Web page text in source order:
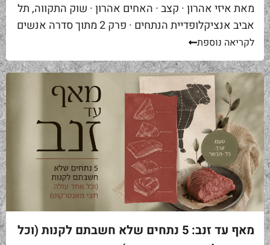
מאת איזי אהרון · קצב · האחים אהרון · שוק התקווה, תל
אביב אנציקלופדיית הנתחים · פרק 2 מתוך סדרה אנשים
באים אליי בקצביה ומבקשים "סקירט". שאלה ראשונה...
לקריאה נוספת
מאף עד זנב: 5 נתחים שלא חשבתם לקנות (וכל